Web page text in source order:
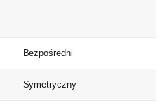
Bezpośredni
Symetryczny